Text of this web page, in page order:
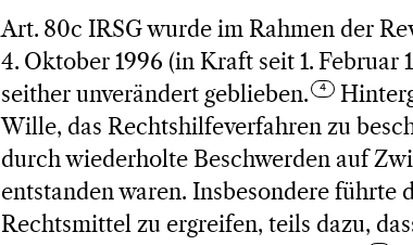
Art. 80c IRSG wurde im Rahmen der
4. Oktober 1996 (in Kraft seit 1. Februar
seither unverändert geblieben.
Wille, das Rechtshilfeverfahren zu
durch wiederholte Beschwerden auf
entstanden waren. Insbesondere führte
Rechtsmittel zu ergreifen, teils dazu,